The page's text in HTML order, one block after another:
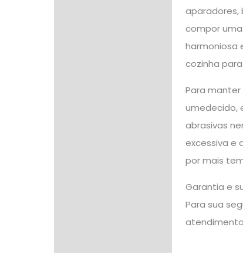
aparadores,
compor
harmoniosa
cozinha
Para
umedecido,
abrasivas
excessiva e
por mais
Garantia e
Para sua